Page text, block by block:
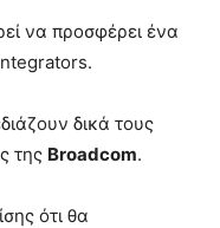
να προσφέρει ένα
δικά τους
της Broadcom.
ότι θα